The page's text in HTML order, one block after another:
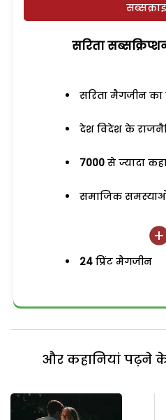
सरिता
सरिता मैगजीन का
देश विदेश के
7000 से ज्यादा
समाजिक
24 प्रिंट मैगजीन
और कहानियां पढ़ने